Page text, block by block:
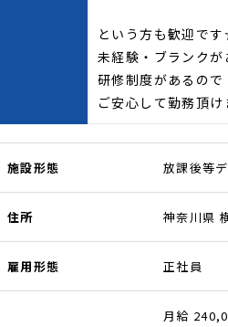
という方も歓迎で
未経験・ブランクが
研修制度があるので
ご安心して勤務頂
施設形態 放課後等
住所 神奈川県
雇用形態 正社員
月給